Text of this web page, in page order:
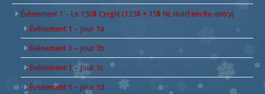
Évènement 1 – Le 150$ Cinglé (135$ + 15$ NL Hold'em Re-entry)
Évènement 1 – Jour 1a
Évènement 1 – Jour 1b
Évènement 1 – Jour 1c
Évènement 1 – Jour 1d